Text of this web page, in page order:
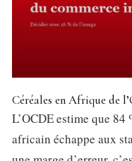
Céréales en Afrique de
L’OCDE estime que
africain échappe aux